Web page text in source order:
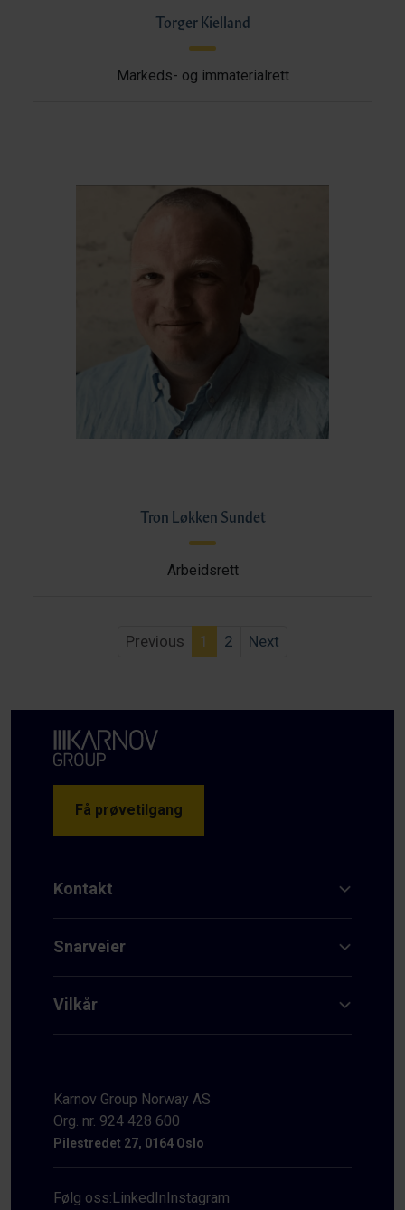
Torger Kielland
Markeds- og immaterialrett
Tron Løkken Sundet
Arbeidsrett
Previous 1 2 Next
Få prøvetilgang
Kontakt
Snarveier
Vilkår
Karnov Group Norway AS
Org. nr. 924 428 600
Pilestredet 27, 0164 Oslo
Følg oss:LinkedInInstagram